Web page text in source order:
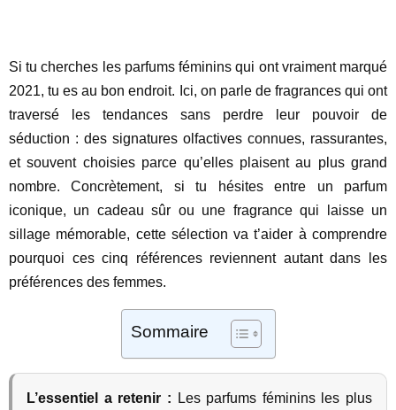
Si tu cherches les parfums féminins qui ont vraiment marqué
2021, tu es au bon endroit. Ici, on parle de fragrances qui ont
traversé les tendances sans perdre leur pouvoir de
séduction : des signatures olfactives connues, rassurantes,
et souvent choisies parce qu’elles plaisent au plus grand
nombre. Concrètement, si tu hésites entre un parfum
iconique, un cadeau sûr ou une fragrance qui laisse un
sillage mémorable, cette sélection va t’aider à comprendre
pourquoi ces cinq références reviennent autant dans les
préférences des femmes.
Sommaire
L’essentiel a retenir : Les parfums féminins les plus